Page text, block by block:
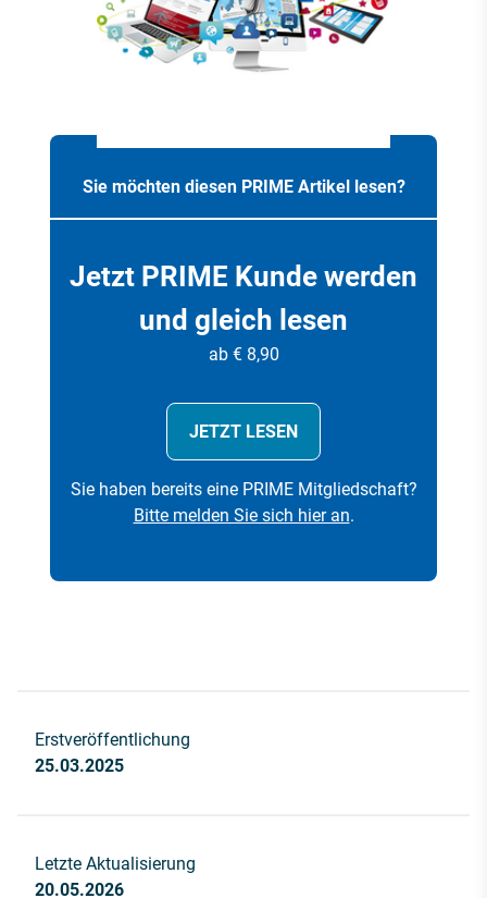
Sie möchten diesen PRIME Artikel lesen?
Jetzt PRIME Kunde werden
und gleich lesen
ab € 8,90
JETZT LESEN
Sie haben bereits eine PRIME Mitgliedschaft?
Bitte melden Sie sich hier an.
Erstveröffentlichung
25.03.2025
Letzte Aktualisierung
20.05.2026